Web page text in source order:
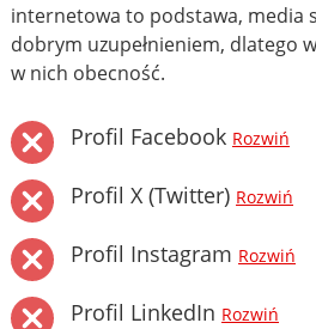
internetowa to podstawa, media
dobrym uzupełnieniem, dlatego
w nich obecność.
Profil Facebook Rozwiń
Profil X (Twitter) Rozwiń
Profil Instagram Rozwiń
Profil LinkedIn Rozwiń